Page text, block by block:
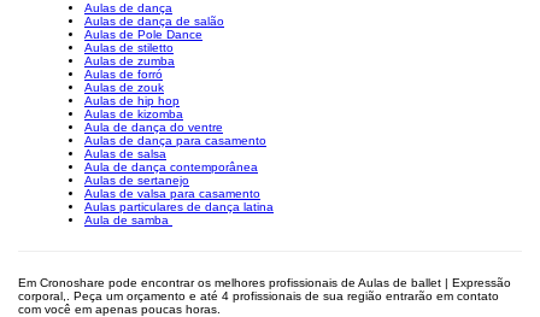
Aulas de dança
Aulas de dança de salão
Aulas de Pole Dance
Aulas de stiletto
Aulas de zumba
Aulas de forró
Aulas de zouk
Aulas de hip hop
Aulas de kizomba
Aula de dança do ventre
Aulas de dança para casamento
Aulas de salsa
Aula de dança contemporânea
Aulas de sertanejo
Aulas de valsa para casamento
Aulas particulares de dança latina
Aula de samba
Em Cronoshare pode encontrar os melhores profissionais de Aulas de ballet | Expressão
corporal,. Peça um orçamento e até 4 profissionais de sua região entrarão em contato
com você em apenas poucas horas.